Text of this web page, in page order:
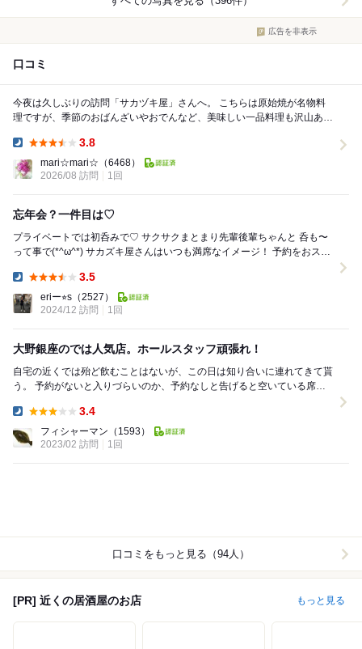
広告を非表示
口コミ
今夜は久しぶりの訪問「サカヅキ屋」さんへ。 こちらは原始焼が名物料
理ですが、季節のおばんざいやおでんなど、美味しい一品料理も沢山あり
3.8
mari☆mari☆ （6468）
2026/08 訪問
1回
忘年会？一件目は♡
プライベートでは初呑みで♡ サクサクまとまり先輩後輩ちゃんと 呑も〜
って事で(*^ω^*) サカズキ屋さんはいつも満席なイメージ！ 予約をおスス
3.5
eriー⭐︎s （2527）
2024/12 訪問
1回
大野銀座のでは人気店。ホールスタッフ頑張れ！
自宅の近くでは殆ど飲むことはないが、この日は知り合いに連れてきて貰
う。 予約がないと入りづらいのか、予約なしと告げると空いている席を
3.4
フィシャーマン （1593）
2023/02 訪問
1回
口コミをもっと見る（94人）
[PR] 近くの居酒屋のお店 もっと見る